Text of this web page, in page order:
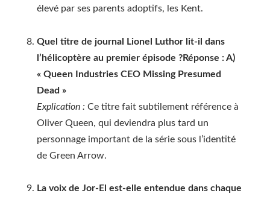
élevé par ses parents adoptifs, les Kent.
Quel titre de journal Lionel Luthor lit-il dans
l’hélicoptère au premier épisode ?Réponse : A)
« Queen Industries CEO Missing Presumed
Dead »
Explication : Ce titre fait subtilement référence à
Oliver Queen, qui deviendra plus tard un
personnage important de la série sous l’identité
de Green Arrow.
La voix de Jor-El est-elle entendue dans chaque